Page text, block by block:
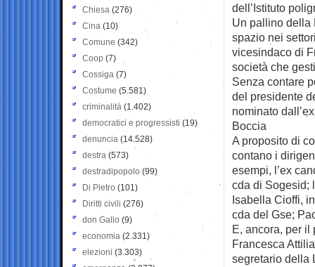
dell’Istituto
Un pallino della
spazio nei
vicesindaco di
società che
Senza contare
del presidente
nominato
Boccia
A proposito di
contano i
esempi, l’ex
cda di Sogesid;
Isabella Cioffi,
cda del Gse;
E, ancora, per il
Francesca
segretario della
Chiesa (276)
Cina (10)
Comune (342)
Coop (7)
Cossiga (7)
Costume (5.581)
criminalità (1.402)
democratici e progressisti (19)
denuncia (14.528)
destra (573)
destradipopolo (99)
Di Pietro (101)
Diritti civili (276)
don Gallo (9)
economia (2.331)
elezioni (3.303)